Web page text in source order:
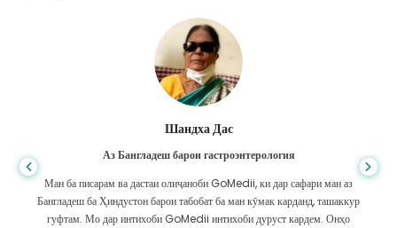
Шандха Дас
Аз Бангладеш барои гастроэнтерология
Ман ба писарам ва дастаи олиҷаноби GoMedii, ки дар сафари ман аз
Бангладеш ба Ҳиндустон барои табобат ба ман кӯмак карданд, ташаккур
гуфтам. Мо дар интихоби GoMedii интихоби дуруст кардем. Онҳо